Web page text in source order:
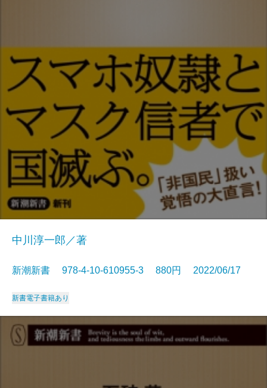
中川淳一郎／著
新潮新書 978-4-10-610955-3 880円 2022/06/17
新書電子書籍あり